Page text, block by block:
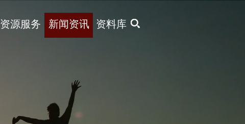
X
资源服务 新闻资讯 资料库